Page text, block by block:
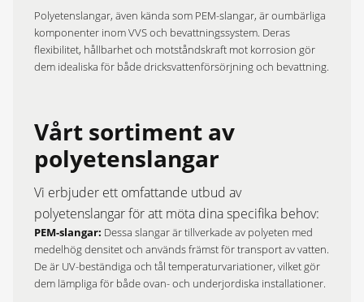
Polyetenslangar, även kända som PEM-slangar, är oumbärliga
komponenter inom VVS och bevattningssystem. Deras
flexibilitet, hållbarhet och motståndskraft mot korrosion gör
dem idealiska för både dricksvattenförsörjning och bevattning.​
Vårt sortiment av
polyetenslangar
Vi erbjuder ett omfattande utbud av
polyetenslangar för att möta dina specifika behov:​
PEM-slangar: Dessa slangar är tillverkade av polyeten med
medelhög densitet och används främst för transport av vatten.
De är UV-beständiga och tål temperaturvariationer, vilket gör
dem lämpliga för både ovan- och underjordiska installationer. ​